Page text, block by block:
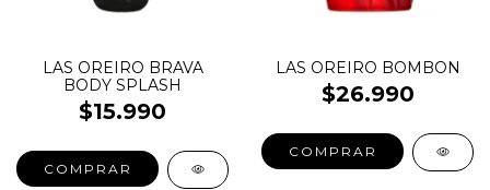
LAS OREIRO BRAVA
BODY SPLASH
$15.990
COMPRAR
LAS OREIRO BOMBON
$26.990
COMPRAR